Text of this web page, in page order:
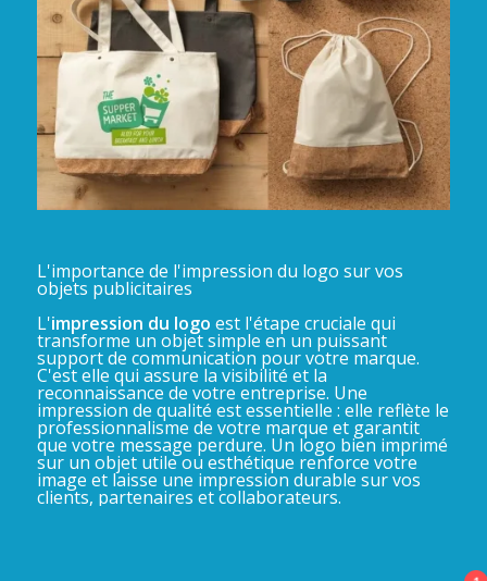
L'importance de l'impression du logo sur vos
objets publicitaires
L'impression du logo est l'étape cruciale qui
transforme un objet simple en un puissant
support de communication pour votre marque.
C'est elle qui assure la visibilité et la
reconnaissance de votre entreprise. Une
impression de qualité est essentielle : elle reflète le
professionnalisme de votre marque et garantit
que votre message perdure. Un logo bien imprimé
sur un objet utile ou esthétique renforce votre
image et laisse une impression durable sur vos
clients, partenaires et collaborateurs.